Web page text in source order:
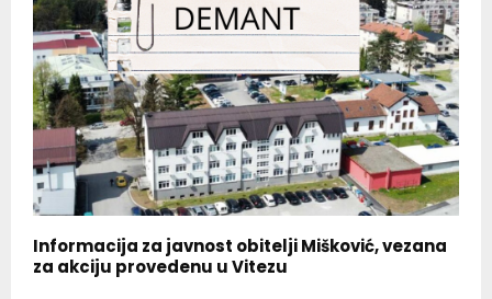
Informacija za javnost obitelji Mišković, vezana
za akciju provedenu u Vitezu